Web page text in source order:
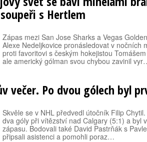
s Hertlem
Zápas mezi San Jose Sharks a Vegas
Alexe Nedeljkovice pronásledovat v nočních
proti favoritovi s českým hokejistou
ale americký gólman svou chybou zavinil
večer. Po dvou gólech byl
Skvěle se v NHL předvedl útočník Filip
dva góly při vítězství nad Calgary (5:1) a byl
zápasu. Bodovali také David Pastrňák s
připsali asistenci a pomohli poraz…